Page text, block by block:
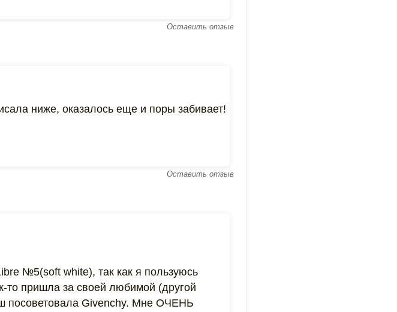
Оставить отзыв
ниже, оказалось еще и поры забивает!
Оставить отзыв
№5(soft white), так как я пользуюсь
то пришла за своей любимой (другой
посоветовала Givenchy. Мне ОЧЕНЬ